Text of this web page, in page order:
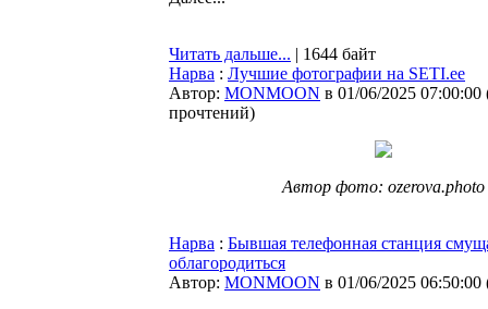
Читать дальше... | 1644 байт
Нарва : Лучшие фотографии на SETI.ee
Автор: MONMOON в 01/06/2025 07:00:00
прочтений)
Автор фото: ozerova.photo
Нарва : Бывшая телефонная станция
облагородиться
Автор: MONMOON в 01/06/2025 06:50:00